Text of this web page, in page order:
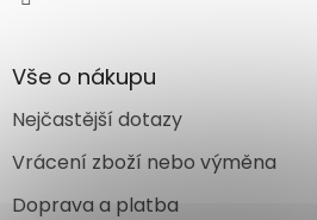
Vše o nákupu
Nejčastější dotazy
Vrácení zboží nebo výměna
Doprava a platba